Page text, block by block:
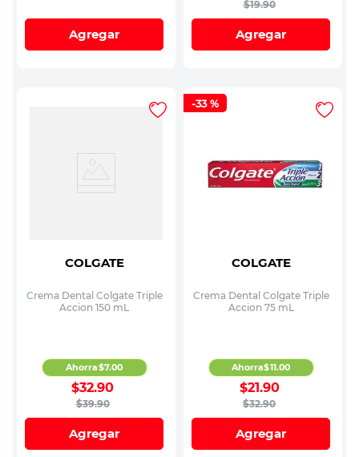
Agregar
$19.90
Agregar
COLGATE
Crema Dental Colgate Triple
Accion 150 mL
$39.90
$32.90
Ahorra$7.00
Agregar
-33 %
COLGATE
Crema Dental Colgate Triple
Accion 75 mL
$32.90
$21.90
Ahorra$11.00
Agregar